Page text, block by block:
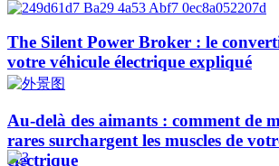
The Silent Power Broker : le
votre véhicule électrique expliqué
Au-delà des aimants : comment de
rares surchargent les muscles de
électrique